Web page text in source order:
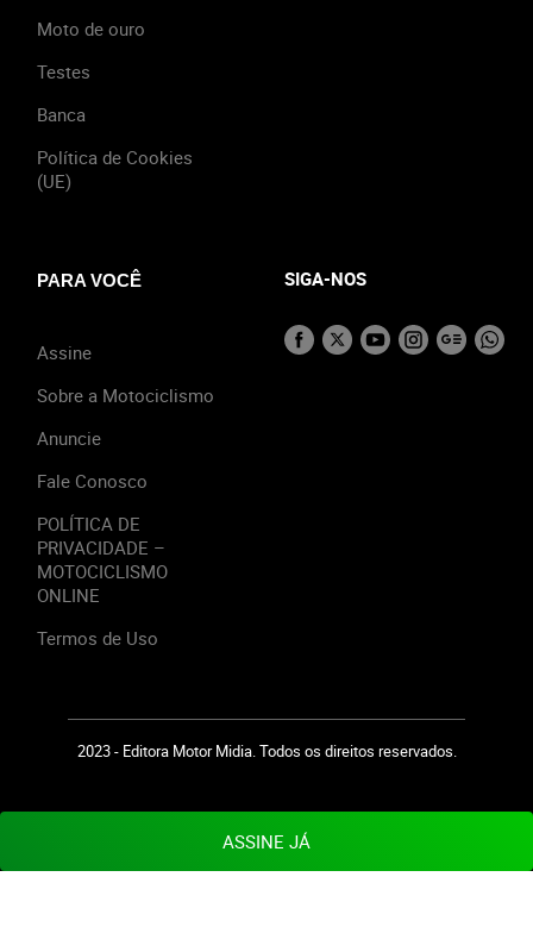
Moto de ouro
Testes
Banca
Política de Cookies
(UE)
PARA VOCÊ
Assine
Sobre a Motociclismo
Anuncie
Fale Conosco
POLÍTICA DE
PRIVACIDADE –
MOTOCICLISMO
ONLINE
Termos de Uso
SIGA-NOS
2023 - Editora Motor Midia. Todos os direitos reservados.
ASSINE JÁ